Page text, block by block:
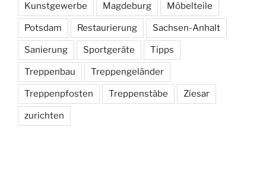
Kunstgewerbe Magdeburg Möbelteile
Potsdam Restaurierung Sachsen-Anhalt
Sanierung Sportgeräte Tipps
Treppenbau Treppengeländer
Treppenpfosten Treppenstäbe Ziesar
zurichten